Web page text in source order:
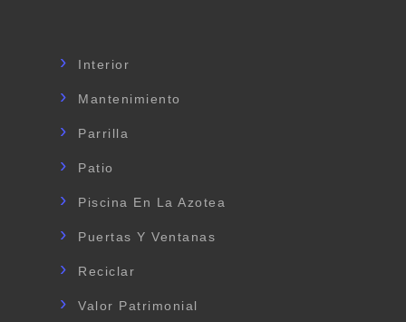
Interior
Mantenimiento
Parrilla
Patio
Piscina En La Azotea
Puertas Y Ventanas
Reciclar
Valor Patrimonial